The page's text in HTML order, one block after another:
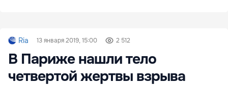
Ria 13 января 2019, 15:00 2 512
В Париже нашли тело
четвертой жертвы взрыва